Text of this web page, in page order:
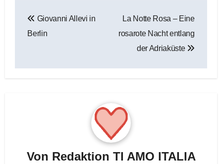
Giovanni Allevi in
Berlin
La Notte Rosa – Eine
rosarote Nacht entlang
der Adriaküste
Von Redaktion TI AMO ITALIA